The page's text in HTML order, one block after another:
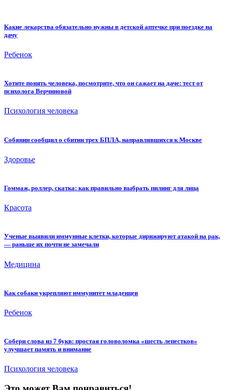
Какие лекарства обязательно нужны в детской аптечке при поездке на
дачу
Ребенок
Хотите понять человека, посмотрите, что он сажает на даче: тест от
психолога Верчиновой
Психология человека
Собянин сообщил о сбитии трех БПЛА, направлявшихся к Москве
Здоровье
Гоммаж, роллер, скатка: как правильно выбрать пилинг для лица
Красота
Ученые выявили иммунные клетки, которые дирижируют атакой на рак,
— раньше их почти не замечали
Медицина
Как собаки укрепляют иммунитет младенцев
Ребенок
Собери слова из 7 букв: простая головоломка «шесть лепестков»
улучшает память и внимание
Психология человека